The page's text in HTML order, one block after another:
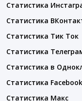
Статистика
Статистика
Статистика Тик Ток
Статистика
Статистика в
Статистика Facebook
Статистика Макс